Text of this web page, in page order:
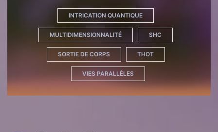
INTRICATION QUANTIQUE
MULTIDIMENSIONNALITÉ SHC
SORTIE DE CORPS THOT
VIES PARALLÈLES